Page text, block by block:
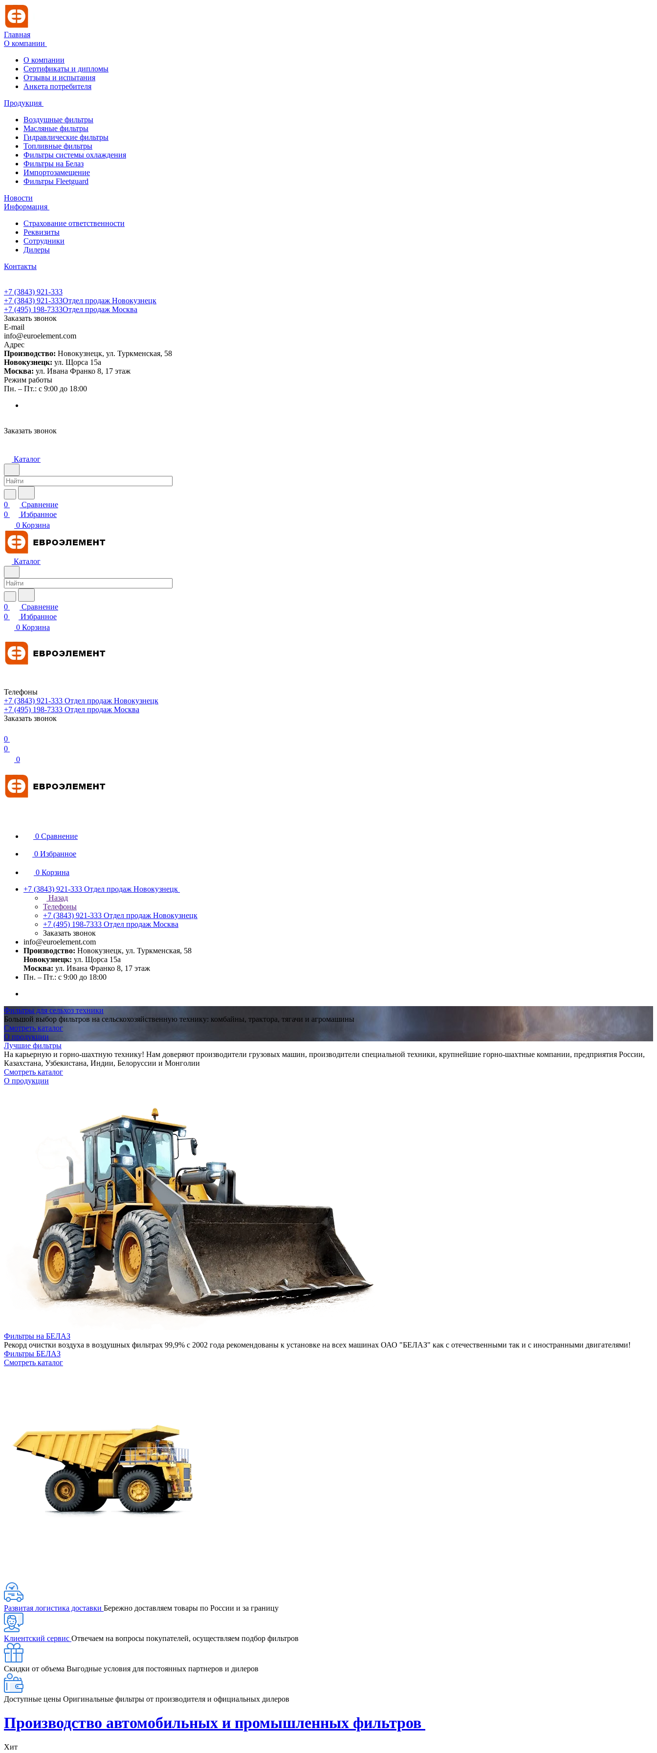
Главная
О компании
О компании
Сертификаты и дипломы
Отзывы и испытания
Анкета потребителя
Продукция
Воздушные фильтры
Масляные фильтры
Гидравлические фильтры
Топливные фильтры
Фильтры системы охлаждения
Фильтры на Белаз
Импортозамещение
Фильтры Fleetguard
Новости
Информация
Страхование ответственности
Реквизиты
Сотрудники
Дилеры
Контакты
+7 (3843) 921-333
+7 (3843) 921-333Отдел продаж Новокузнецк
+7 (495) 198-7333Отдел продаж Москва
Заказать звонок
E-mail
info@euroelement.com
Адрес
Производство: Новокузнецк, ул. Туркменская, 58
Новокузнецк: ул. Щорса 15а
Москва: ул. Ивана Франко 8, 17 этаж
Режим работы
Пн. – Пт.: с 9:00 до 18:00
Заказать звонок
Каталог
0
Сравнение
0
Избранное
0 Корзина
Каталог
0
Сравнение
0
Избранное
0 Корзина
Телефоны
+7 (3843) 921-333 Отдел продаж Новокузнецк
+7 (495) 198-7333 Отдел продаж Москва
Заказать звонок
0
0
0
0 Сравнение
0 Избранное
0 Корзина
+7 (3843) 921-333 Отдел продаж Новокузнецк
Назад
Телефоны
+7 (3843) 921-333 Отдел продаж Новокузнецк
+7 (495) 198-7333 Отдел продаж Москва
Заказать звонок
info@euroelement.com
Производство: Новокузнецк, ул. Туркменская, 58
Новокузнецк: ул. Щорса 15а
Москва: ул. Ивана Франко 8, 17 этаж
Пн. – Пт.: с 9:00 до 18:00
Фильтры для сельхоз техники
Большой выбор фильтров на сельскохозяйственную технику: комбайны, трактора, тягачи и агромашины
Смотреть каталог
О продукции
Лучшие фильтры
На карьерную и горно-шахтную технику! Нам доверяют производители грузовых машин, производители специальной техники, крупнейшие горно-шахтные компании, предприятия России,
Казахстана, Узбекистана, Индии, Белоруссии и Монголии
Смотреть каталог
О продукции
Фильтры на БЕЛАЗ
Рекорд очистки воздуха в воздушных фильтрах 99,9% с 2002 года рекомендованы к установке на всех машинах ОАО "БЕЛАЗ" как с отечественными так и с иностранными двигателями!
Фильтры БЕЛАЗ
Смотреть каталог
Развитая логистика доставки Бережно доставляем товары по России и за границу
Клиентский сервис Отвечаем на вопросы покупателей, осуществляем подбор фильтров
Скидки от объема Выгодные условия для постоянных партнеров и дилеров
Доступные цены Оригинальные фильтры от производителя и официальных дилеров
Производство автомобильных и промышленных фильтров
Хит